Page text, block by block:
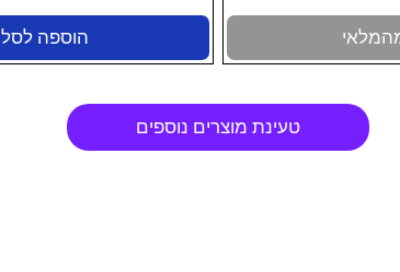
הוספה לסל
טעינת מוצרים נוספים